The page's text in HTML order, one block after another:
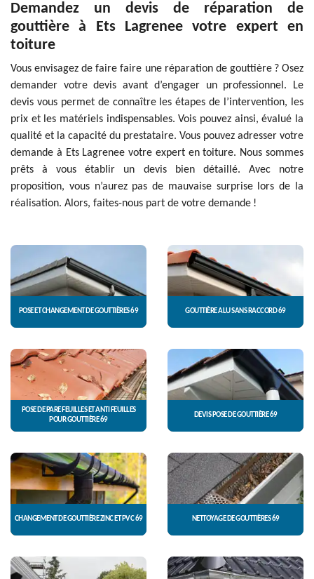
Demandez un devis de réparation de
gouttière à Ets Lagrenee votre expert en
toiture
Vous envisagez de faire faire une réparation de gouttière ? Osez
demander votre devis avant d’engager un professionnel. Le
devis vous permet de connaître les étapes de l’intervention, les
prix et les matériels indispensables. Vois pouvez ainsi, évalué la
qualité et la capacité du prestataire. Vous pouvez adresser votre
demande à Ets Lagrenee votre expert en toiture. Nous sommes
prêts à vous établir un devis bien détaillé. Avec notre
proposition, vous n’aurez pas de mauvaise surprise lors de la
réalisation. Alors, faites-nous part de votre demande !
POSE ET CHANGEMENT DE GOUTTIÈRES 69 GOUTTIÈRE ALU SANS RACCORD 69
POSE DE PARE FEUILLES ET ANTI FEUILLES
POUR GOUTTIÈRE 69
DEVIS POSE DE GOUTTIÈRE 69
CHANGEMENT DE GOUTTIÈRE ZINC ET PVC 69 NETTOYAGE DE GOUTTIÈRES 69